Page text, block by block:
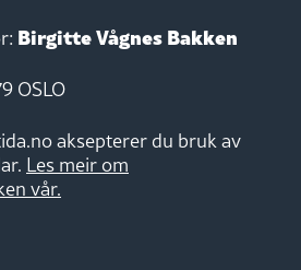
Birgitte Vågnes Bakken
OSLO
aksepterer du bruk av
Les meir om
vår.